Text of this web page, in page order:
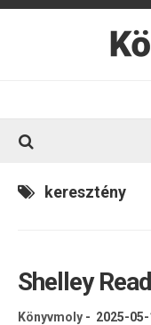
Kapcsolat
Olvasó sarok
keresztény
Shelley
Könyvmoly - 2025-